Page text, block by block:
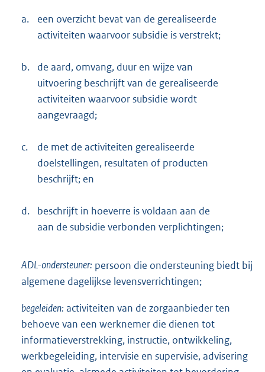
a.
een overzicht bevat van de gerealiseerde
activiteiten waarvoor subsidie is verstrekt;
b.
de aard, omvang, duur en wijze van
uitvoering beschrijft van de gerealiseerde
activiteiten waarvoor subsidie wordt
aangevraagd;
c.
de met de activiteiten gerealiseerde
doelstellingen, resultaten of producten
beschrijft; en
d.
beschrijft in hoeverre is voldaan aan de
aan de subsidie verbonden verplichtingen;
ADL-ondersteuner: persoon die ondersteuning biedt bij
algemene dagelijkse levensverrichtingen;
begeleiden: activiteiten van de zorgaanbieder ten
behoeve van een werknemer die dienen tot
informatieverstrekking, instructie, ontwikkeling,
werkbegeleiding, intervisie en supervisie, advisering